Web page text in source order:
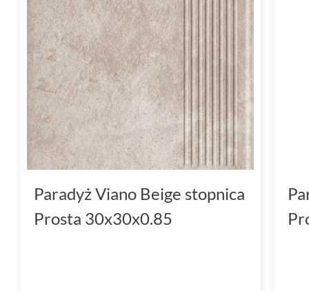
Paradyż Viano Beige stopnica
Prosta 30x30x0.85